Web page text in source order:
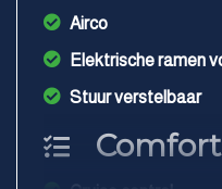
Airco
Elektrische ramen
Stuur verstelbaar
Comfort